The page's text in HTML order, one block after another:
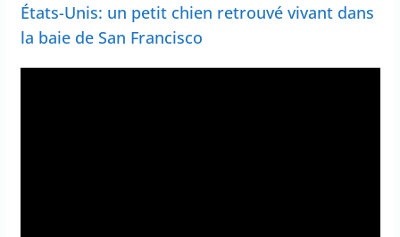
États-Unis: un petit chien retrouvé vivant dans
la baie de San Francisco